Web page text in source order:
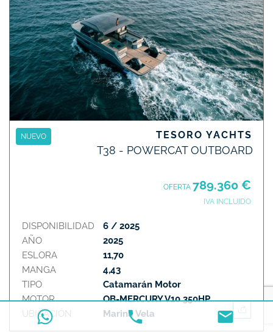
NUEVO TESORO YACHTS
T38 - POWERCAT OUTBOARD
OFERTA 789.360 €
IVA INCLUIDO
DISPONIBILIDAD
AÑO
ESLORA
MANGA
TIPO
MOTOR
UBICACIÓN
6 / 2025
2025
11,70
4,43
Catamarán Motor
OB-MERCURY V10 350HP
Marina Vela